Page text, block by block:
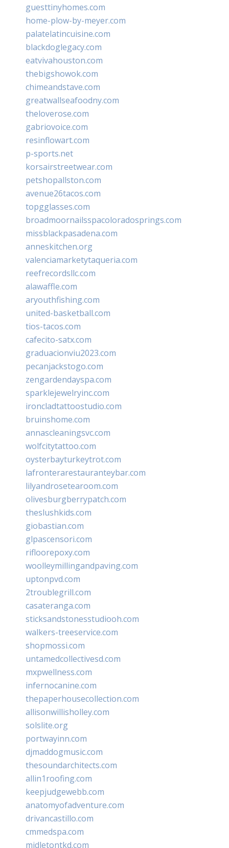
guesttinyhomes.com
home-plow-by-meyer.com
palatelatincuisine.com
blackdoglegacy.com
eatvivahouston.com
thebigshowok.com
chimeandstave.com
greatwallseafoodny.com
theloverose.com
gabriovoice.com
resinflowart.com
p-sports.net
korsairstreetwear.com
petshopallston.com
avenue26tacos.com
topgglasses.com
broadmoornailsspacoloradosprings.com
missblackpasadena.com
anneskitchen.org
valenciamarketytaqueria.com
reefrecordsllc.com
alawaffle.com
aryouthfishing.com
united-basketball.com
tios-tacos.com
cafecito-satx.com
graduacionviu2023.com
pecanjackstogo.com
zengardendayspa.com
sparklejewelryinc.com
ironcladtattoostudio.com
bruinshome.com
annascleaningsvc.com
wolfcitytattoo.com
oysterbayturkeytrot.com
lafronterarestauranteybar.com
lilyandrosetearoom.com
olivesburgberrypatch.com
theslushkids.com
giobastian.com
glpascensori.com
rifloorepoxy.com
woolleymillingandpaving.com
uptonpvd.com
2troublegrill.com
casateranga.com
sticksandstonesstudiooh.com
walkers-treeservice.com
shopmossi.com
untamedcollectivesd.com
mxpwellness.com
infernocanine.com
thepaperhousecollection.com
allisonwillisholley.com
solslite.org
portwayinn.com
djmaddogmusic.com
thesoundarchitects.com
allin1roofing.com
keepjudgewebb.com
anatomyofadventure.com
drivancastillo.com
cmmedspa.com
midletontkd.com